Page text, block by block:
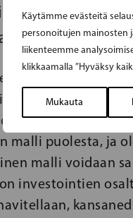
Käytämme evästeitä
personoitujen mainosten
liikenteemme
klikkaamalla ”Hyväksy
Mukauta
myöntää
euroon asti.
oloissa
malli puolesta, ja
malli voidaan
investointien